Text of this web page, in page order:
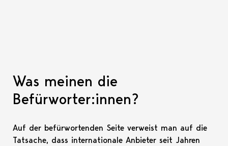
Was meinen die
Befürworter:innen?
Auf der befürwortenden Seite verweist man auf die
Tatsache, dass internationale Anbieter seit Jahren